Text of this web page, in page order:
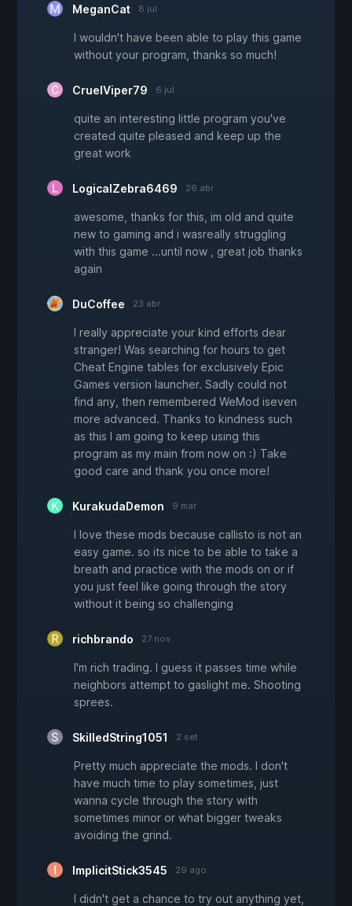
MeganCat 8 jul
I wouldn't have been able to play this game
without your program, thanks so much!
CruelViper79 6 jul
quite an interesting little program you've
created quite pleased and keep up the
great work
LogicalZebra6469 26 abr
awesome, thanks for this, im old and quite
new to gaming and i wasreally struggling
with this game ...until now , great job thanks
again
DuCoffee 23 abr
I really appreciate your kind efforts dear
stranger! Was searching for hours to get
Cheat Engine tables for exclusively Epic
Games version launcher. Sadly could not
find any, then remembered WeMod iseven
more advanced. Thanks to kindness such
as this I am going to keep using this
program as my main from now on :) Take
good care and thank you once more!
KurakudaDemon 9 mar
I love these mods because callisto is not an
easy game. so its nice to be able to take a
breath and practice with the mods on or if
you just feel like going through the story
without it being so challenging
richbrando 27 nov
I'm rich trading. I guess it passes time while
neighbors attempt to gaslight me. Shooting
sprees.
SkilledString1051 2 set
Pretty much appreciate the mods. I don't
have much time to play sometimes, just
wanna cycle through the story with
sometimes minor or what bigger tweaks
avoiding the grind.
ImplicitStick3545 29 ago
I didn't get a chance to try out anything yet,